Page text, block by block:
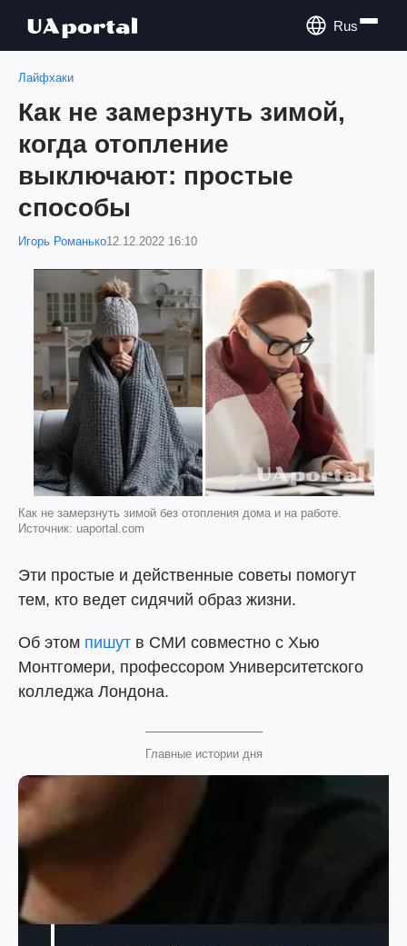
Rus
Лайфхаки
Как не замерзнуть зимой,
когда отопление
выключают: простые
способы
Игорь Романько12.12.2022 16:10
Как не замерзнуть зимой без отопления дома и на работе.
Источник: uaportal.com
Эти простые и действенные советы помогут
тем, кто ведет сидячий образ жизни.
Об этом пишут в СМИ совместно с Хью
Монтгомери, профессором Университетского
колледжа Лондона.
Главные истории дня